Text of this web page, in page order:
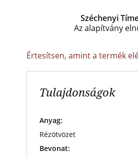
Széchenyi
Az alapítvány
Értesítsen, amint a termék
Tulajdonságok
Anyag:
Rézötvözet
Bevonat: